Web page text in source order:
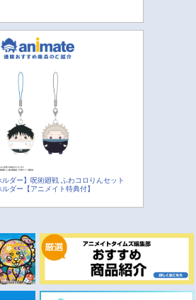
ルダー】呪術廻戦 ふわコロりんセット
ルダー【アニメイト特典付】